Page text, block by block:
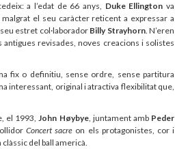
a l’edat de 66 anys, Duke Ellington va
el seu caràcter reticent a expressar a
estret col·laboradorBilly Strayhorn. N’eren
revisades, noves creacions i solistes
fix o definitiu, sense ordre, sense partitura
interessant, original i atractiva flexibilitat que,
el 1993,John Høybye, juntament amb Peder
Concert sacre on els protagonistes, cor i
del ball americà.